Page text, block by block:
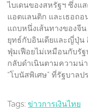
ไบเดนของสหรัฐฯ ซึ่งแ
แอตแลนติก และเธอถอ
แถบหนึ่งเส้นทางของจี
ยุทธ์กับอินเดียและญี่ปุ่น
ฟุ่มเฟือยไม่เหมือนกับรั
กลับดำเนินตามความน่
“โบนัสพิเศษ” ที่รัฐบาล
Tags: ข่าวการเงินไทย